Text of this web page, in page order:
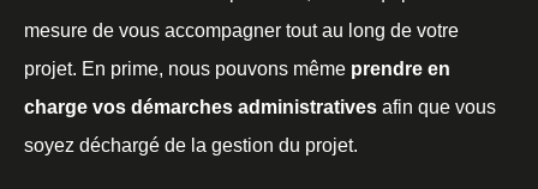
mesure de vous accompagner tout au long de votre
projet. En prime, nous pouvons même prendre en
charge vos démarches administratives afin que vous
soyez déchargé de la gestion du projet.